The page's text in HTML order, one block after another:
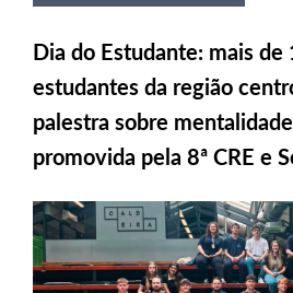
Dia do Estudante: mais de
estudantes da região
palestra sobre
promovida pela 8ª CRE e